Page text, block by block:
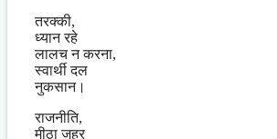
तरक्की,
ध्यान रहे
लालच न करना,
स्वार्थी दल
नुकसान।
राजनीति,
मीठा जहर